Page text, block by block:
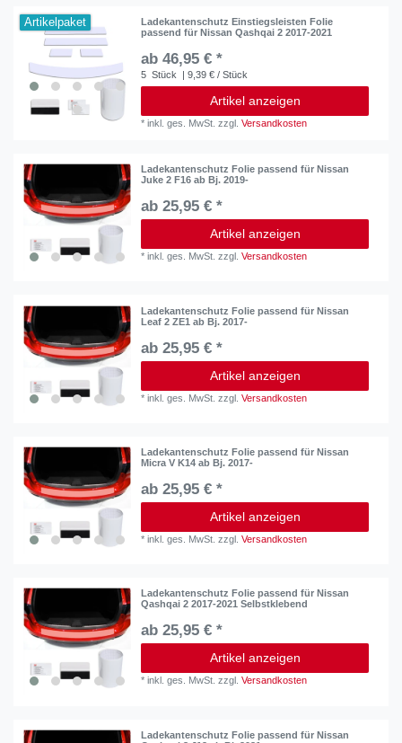
Artikelpaket
Ladekantenschutz Einstiegsleisten Folie
passend für Nissan Qashqai 2 2017-2021
ab 46,95 € *
5 Stück | 9,39 € / Stück
Artikel anzeigen
*inkl. ges. MwSt. zzgl.Versandkosten
Ladekantenschutz Folie passend für Nissan
Juke 2 F16 ab Bj. 2019-
ab 25,95 € *
Artikel anzeigen
*inkl. ges. MwSt. zzgl.Versandkosten
Ladekantenschutz Folie passend für Nissan
Leaf 2 ZE1 ab Bj. 2017-
ab 25,95 € *
Artikel anzeigen
*inkl. ges. MwSt. zzgl.Versandkosten
Ladekantenschutz Folie passend für Nissan
Micra V K14 ab Bj. 2017-
ab 25,95 € *
Artikel anzeigen
*inkl. ges. MwSt. zzgl.Versandkosten
Ladekantenschutz Folie passend für Nissan
Qashqai 2 2017-2021 Selbstklebend
ab 25,95 € *
Artikel anzeigen
*inkl. ges. MwSt. zzgl.Versandkosten
Ladekantenschutz Folie passend für Nissan